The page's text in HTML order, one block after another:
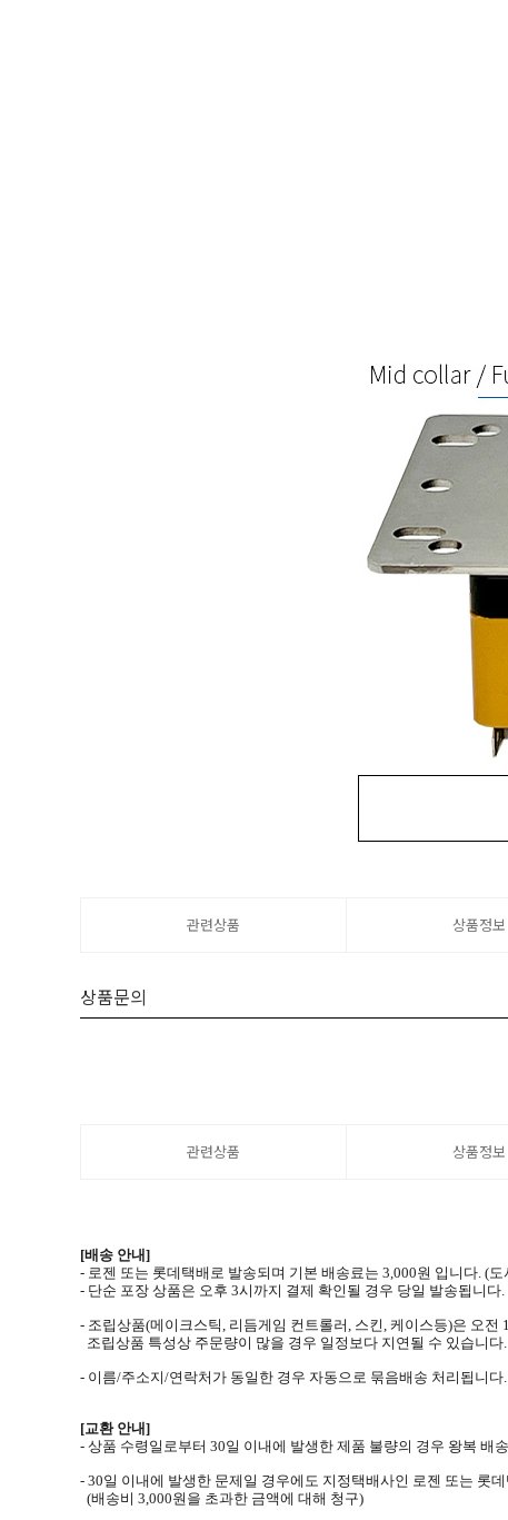
V6, V7
Qanba
Mad catz
Razer
※ Equipped with IST Hyper
관련상품 상품정보
상품문의
관련상품 상품정보
[배송 안내]
- 로젠 또는 롯데택배로 발송되며 기본 배송료는 3,000원 입니다. (
- 단순 포장 상품은 오후 3시까지 결제 확인될 경우 당일 발송됩니
- 조립상품(메이크스틱, 리듬게임 컨트롤러, 스킨, 케이스등)은 오
조립상품 특성상 주문량이 많을 경우 일정보다 지연될 수 있습니다.
- 이름/주소지/연락처가 동일한 경우 자동으로 묶음배송 처리됩니
[교환 안내]
- 상품 수령일로부터 30일 이내에 발생한 제품 불량의 경우 왕복
- 30일 이내에 발생한 문제일 경우에도 지정택배사인 로젠 또는 롯
(배송비 3,000원을 초과한 금액에 대해 청구)